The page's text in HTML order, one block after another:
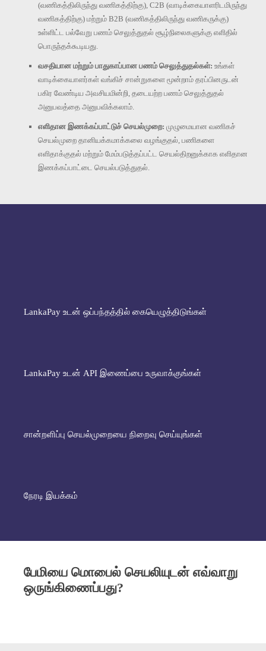
(வணிகத்திலிருந்து வணிகத்திற்கு), C2B (வாடிக்கையாளரிடமிருந்து
வணிகத்திற்கு) மற்றும் B2B (வணிகத்திலிருந்து வணிகருக்கு)
உள்ளிட்ட பல்வேறு பணம் செலுத்துதல் சூழ்நிலைகளுக்கு எளிதில்
பொருந்தக்கூடியது.
வசதியான மற்றும் பாதுகாப்பான பணம் செலுத்துதல்கள்: உங்கள்
வாடிக்கையாளர்கள் வங்கிச் சான்றுகளை மூன்றாம் தரப்பினருடன்
பகிர வேண்டிய அவசியமின்றி, தடையற்ற பணம் செலுத்துதல்
அனுபவத்தை அனுபவிக்கலாம்.
எளிதான இணக்கப்பாட்டுச் செயல்முறை: முழுமையான வணிகச்
செயல்முறை தானியக்கமாக்கலை வழங்குதல், பணிகளை
எளிதாக்குதல் மற்றும் மேம்படுத்தப்பட்ட செயல்திறனுக்காக எளிதான
இணக்கப்பாட்டை செயல்படுத்துதல்.
LankaPay உடன் ஒப்பந்தத்தில் கையெழுத்திடுங்கள்
LankaPay உடன் API இணைப்பை உருவாக்குங்கள்
சான்றளிப்பு செயல்முறையை நிறைவு செய்யுங்கள்
நேரடி இயக்கம்
பேமியை மொபைல் செயலியுடன் எவ்வாறு
ஒருங்கிணைப்பது?